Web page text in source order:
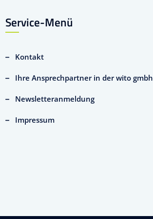
Service-Menü
Kontakt
Ihre Ansprechpartner in der wito gmbh
Newsletteranmeldung
Impressum